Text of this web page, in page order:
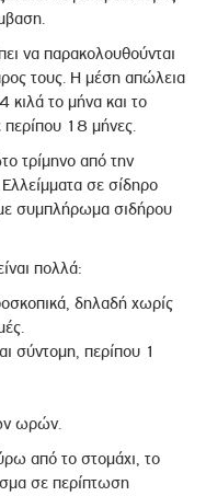
να παρακολουθούνται
τους. Η µέση απώλεια
κιλά το µήνα και το
περίπου 18 µήνες.
τρίµηνο από την
σε σίδηρο
συμπλήρωμα σιδήρου
πολλά:
δηλαδή χωρίς
σύντοµη, περίπου 1
ωρών.
από το στοµάχι, το
σε περίπτωση